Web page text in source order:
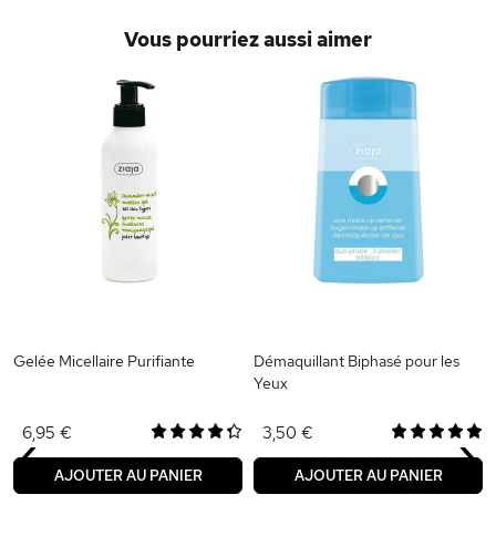
Vous pourriez aussi aimer
Gelée Micellaire Purifiante
6,95 €
AJOUTER AU PANIER
Démaquillant Biphasé pour les
Yeux
3,50 €
AJOUTER AU PANIER
‹ ›